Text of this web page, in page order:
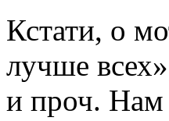
Кстати, о
лучше
и проч. Нам